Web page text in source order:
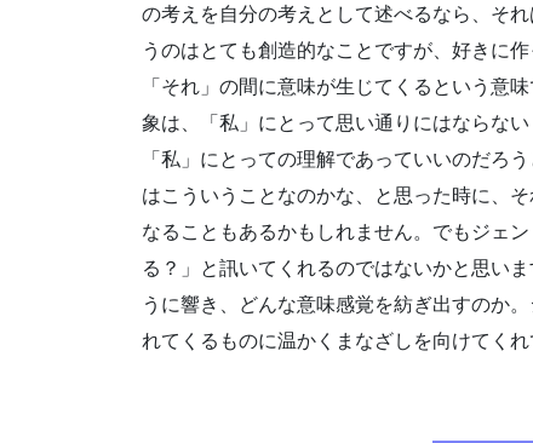
の考えを自分の考えとして述べるなら、そ
うのはとても創造的なことですが、好きに
「それ」の間に意味が生じてくるという意
象は、「私」にとって思い通りにはならな
「私」にとっての理解であっていいのだろ
はこういうことなのかな、と思った時に、
なることもあるかもしれません。でもジェ
る？」と訊いてくれるのではないかと思い
うに響き、どんな意味感覚を紡ぎ出すのか
れてくるものに温かくまなざしを向けてく